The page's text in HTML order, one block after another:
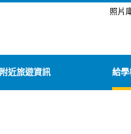
照片
附近旅遊資訊 給學